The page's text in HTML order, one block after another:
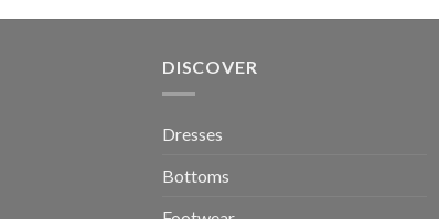
DISCOVER
Dresses
Bottoms